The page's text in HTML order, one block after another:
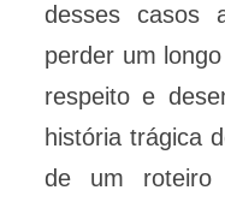
desses casos
perder um
respeito e
história trágica
de um roteiro